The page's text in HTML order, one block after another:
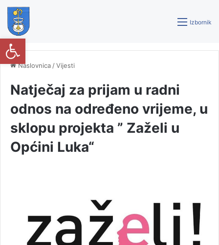
Izbornik
Naslovnica /Vijesti
Natječaj za prijam u radni
odnos na određeno vrijeme, u
sklopu projekta ” Zaželi u
Općini Luka“
Open toolbar